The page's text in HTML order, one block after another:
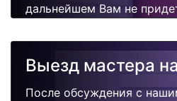
дальнейшем Вам не
поломок.
Выезд мастера
После обсуждения с